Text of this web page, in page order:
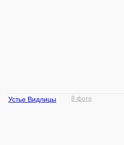
Устье Видлицы 8 фото